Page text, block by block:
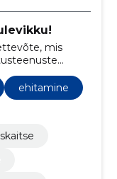
mis
ja avalikest
ehitamine